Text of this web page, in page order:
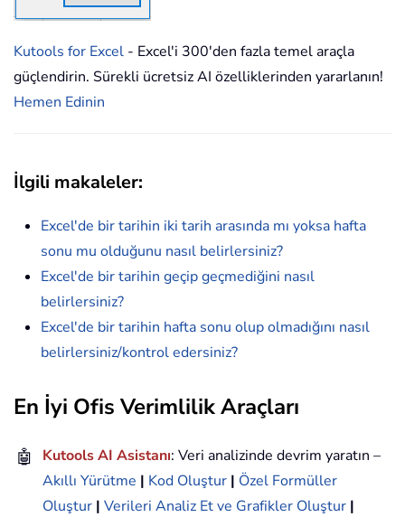
Kutools for Excel - Excel'i 300'den fazla temel araçla
güçlendirin. Sürekli ücretsiz AI özelliklerinden yararlanın!
Hemen Edinin
İlgili makaleler:
Excel'de bir tarihin iki tarih arasında mı yoksa hafta
sonu mu olduğunu nasıl belirlersiniz?
Excel'de bir tarihin geçip geçmediğini nasıl
belirlersiniz?
Excel'de bir tarihin hafta sonu olup olmadığını nasıl
belirlersiniz/kontrol edersiniz?
En İyi Ofis Verimlilik Araçları
🤖 Kutools AI Asistanı: Veri analizinde devrim yaratın –
Akıllı Yürütme | Kod Oluştur | Özel Formüller
Oluştur | Verileri Analiz Et ve Grafikler Oluştur |